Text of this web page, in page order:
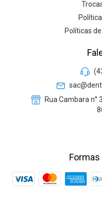
Políticas
Rua Cambara n°